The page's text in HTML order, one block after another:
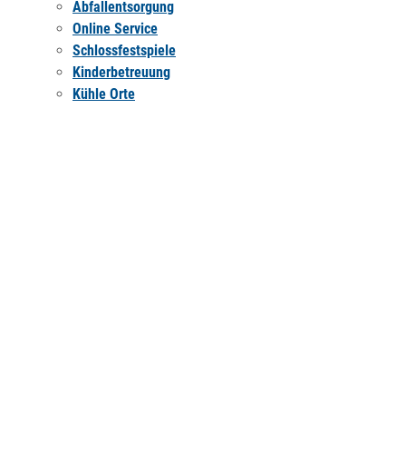
Abfallentsorgung
Online Service
Schlossfestspiele
Kinderbetreuung
Kühle Orte